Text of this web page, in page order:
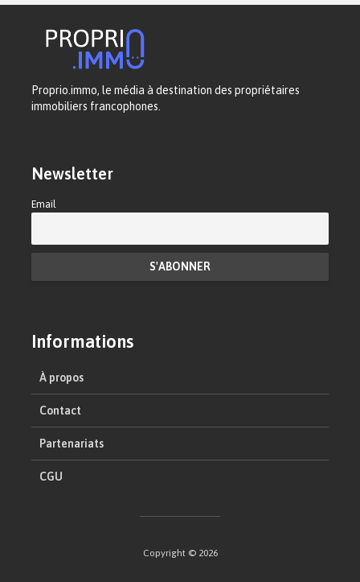
Proprio.immo, le média à destination des propriétaires
immobiliers francophones.
Newsletter
Email
Informations
À propos
Contact
Partenariats
CGU
Copyright © 2026